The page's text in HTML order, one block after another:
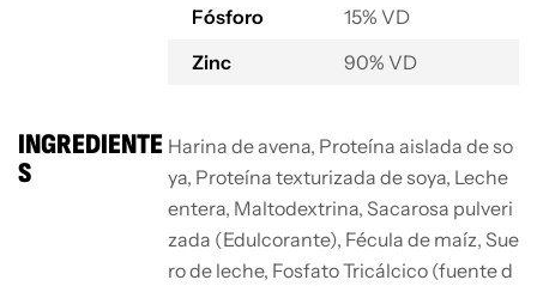
Fósforo
15% VD
Zinc
90% VD
INGREDIENTE
S
Harina de avena, Proteína aislada de so
ya, Proteína texturizada de soya, Leche
entera, Maltodextrina, Sacarosa pulveri
zada (Edulcorante), Fécula de maíz, Sue
ro de leche, Fosfato Tricálcico (fuente d